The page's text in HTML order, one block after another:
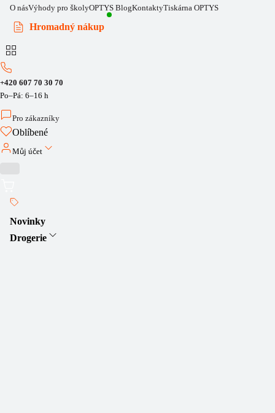
O násVýhody pro školyOPTYS BlogKontaktyTiskárna OPTYS
Hromadný nákup
+420 607 70 30 70
Po–Pá: 6–16 h
Pro zákazníky
Oblíbené
Můj účet
Novinky
Drogerie